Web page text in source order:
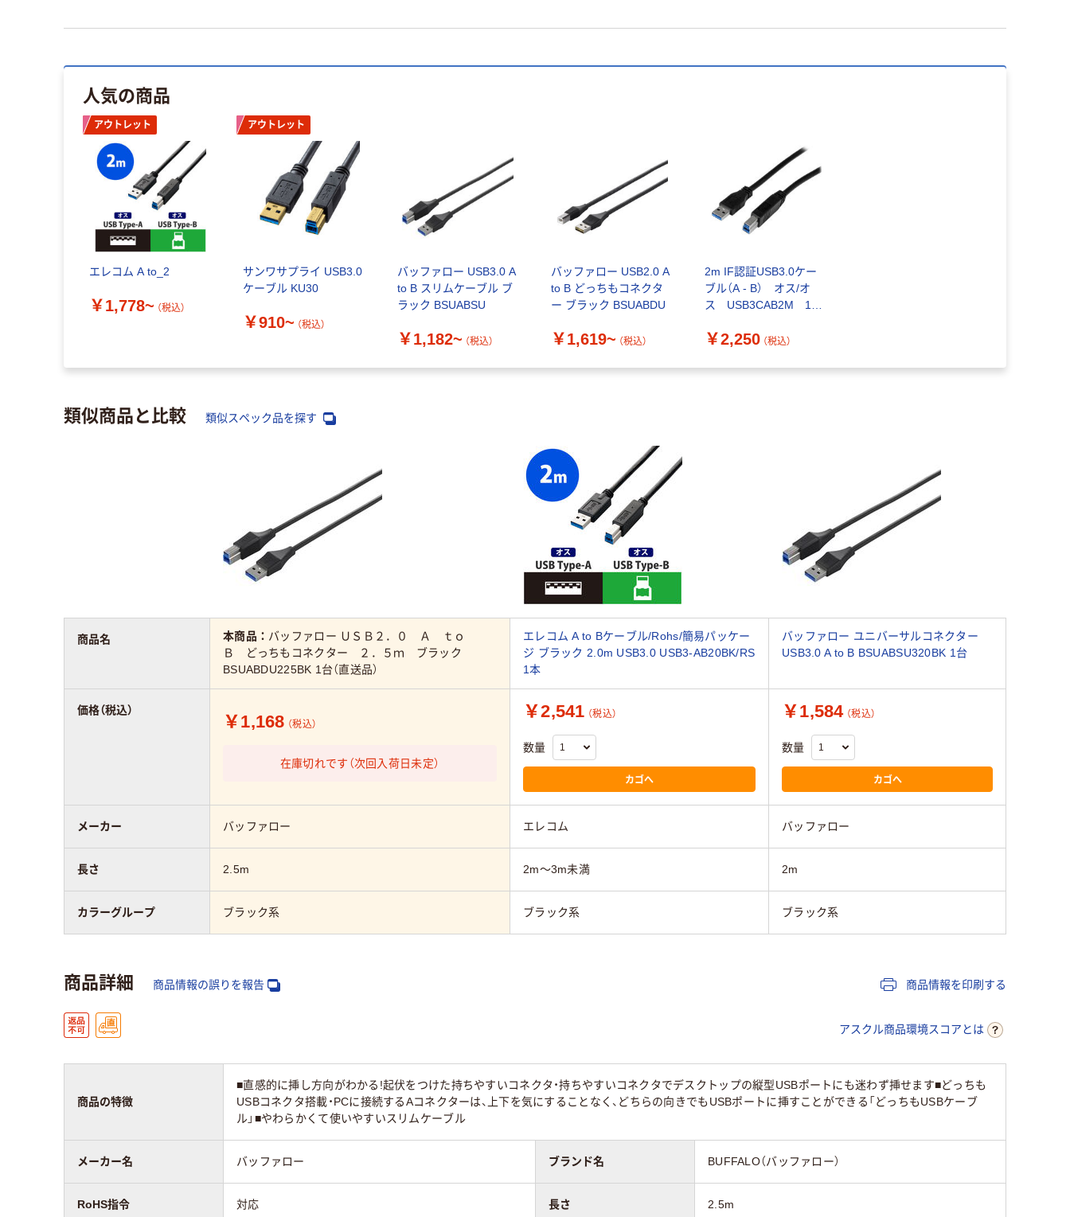
人気の商品
アウトレット
エレコム A to_2
￥1,778~ （税込）
アウトレット
サンワサプライ USB3.0
ケーブル KU30
￥910~ （税込）
バッファロー USB3.0 A
to B スリムケーブル ブ
ラック BSUABSU
￥1,182~ （税込）
バッファロー USB2.0 A
to B どっちもコネクタ
ー ブラック BSUABDU
￥1,619~ （税込）
2m IF認証USB3.0ケー
ブル（A - B） オス/オ
ス USB3CAB2M 1
品）
￥2,250 （税込）
類似商品と比較 類似スペック品を探す
商品名 本商品： バッファロー ＵＳＢ２．０ Ａ ｔｏ
Ｂ どっちもコネクター ２．５ｍ ブラック
BSUABDU225BK 1台（直送品）
エレコム A to Bケーブル/Rohs/簡易パッケー
ジ ブラック 2.0m USB3.0 USB3-AB20BK/RS
1本
バッファロー ユニバーサルコネクター
USB3.0 A to B BSUABSU320BK 1台
価格（税込）
￥1,168 （税込）
在庫切れです（次回入荷日未定）
￥2,541 （税込）
数量
カゴへ
￥1,584 （税込）
数量
カゴへ
メーカー バッファロー エレコム バッファロー
長さ 2.5m 2m～3m未満 2m
カラーグループ ブラック系 ブラック系 ブラック系
商品詳細 商品情報の誤りを報告 商品情報を印刷する
アスクル商品環境スコアとは
商品の特徴
■直感的に挿し方向がわかる!起伏をつけた持ちやすいコネクタ・持ちやすいコネクタでデスクトップの縦型USBポートにも迷わず挿せます■どっちも
USBコネクタ搭載・PCに接続するAコネクターは、上下を気にすることなく、どちらの向きでもUSBポートに挿すことができる「どっちもUSBケーブ
ル」■やわらかくて使いやすいスリムケーブル
メーカー名 バッファロー ブランド名 BUFFALO（バッファロー）
RoHS指令 対応 長さ 2.5m